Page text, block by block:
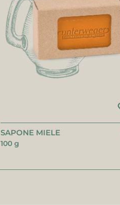
SAPONE MIELE
100 g